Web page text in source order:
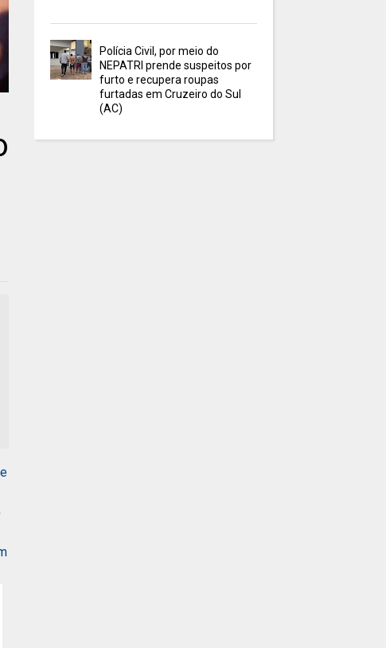
Polícia Civil, por meio do
NEPATRI prende suspeitos por
furto e recupera roupas
furtadas em Cruzeiro do Sul
(AC)